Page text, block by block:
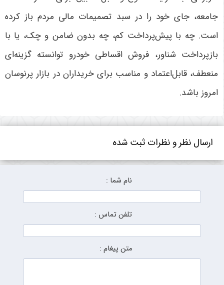
جامعه، جای خود را در سبد تصمیمات مالی مردم باز کرده
است. چه با پیش‌پرداخت کم، چه بدون ضامن و چک، یا با
بازپرداخت شناور، فروش اقساطی خودرو توانسته گزینه‌ای
منعطف، قابل‌اعتماد و مناسب برای خریداران در بازار پرنوسان
امروز باشد.
ارسال نظر و نظرات ثبت شده
نام شما :
تلفن تماس :
متن پیغام :